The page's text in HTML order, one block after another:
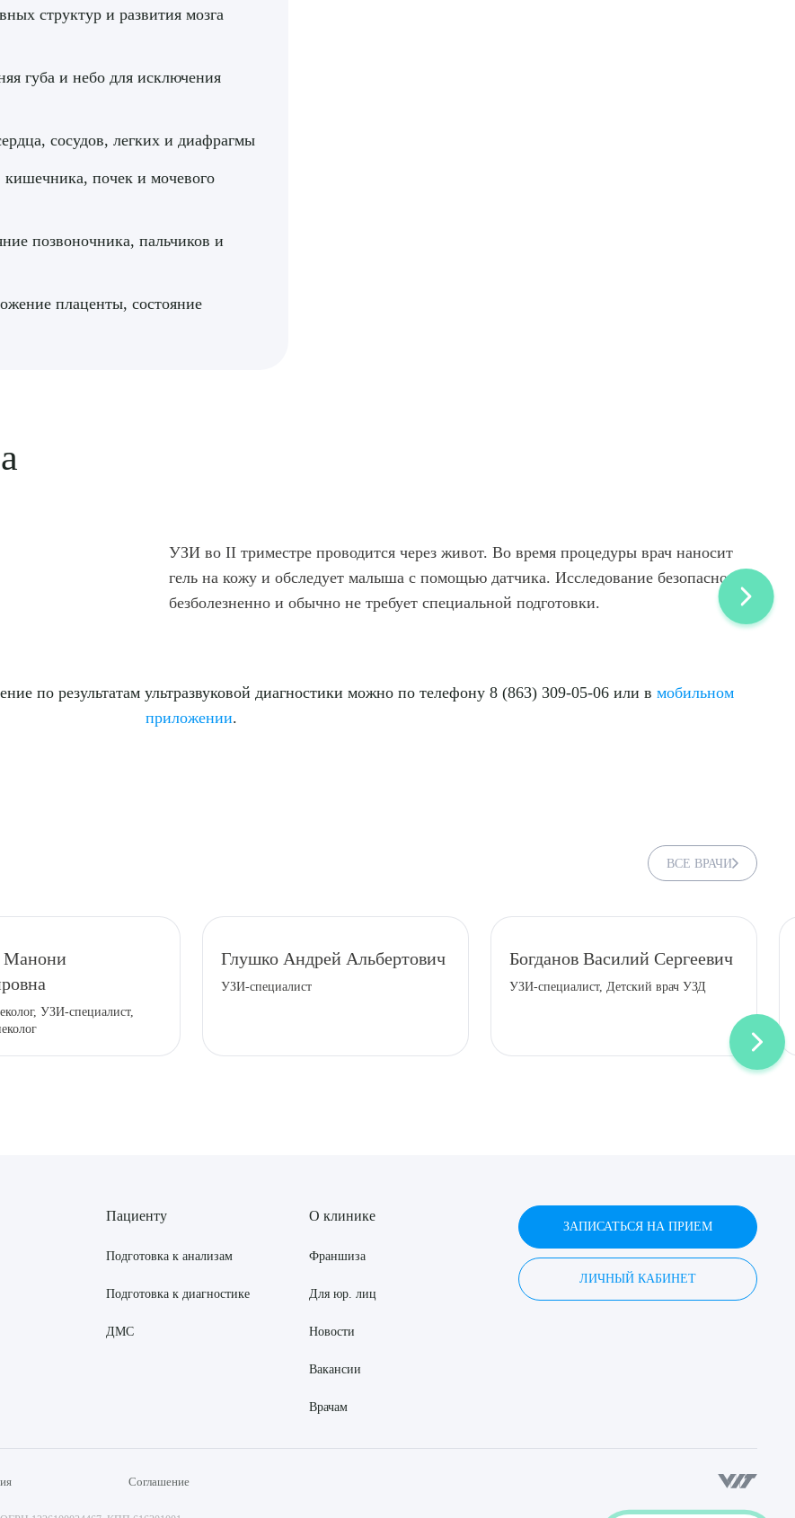
структур и развития мозга
губа и небо для исключения
сосудов, легких и диафрагмы
кишечника, почек и мочевого
позвоночника, пальчиков и
плаценты, состояние
УЗИ во II триместре проводится через живот. Во время процедуры врач наносит
гель на кожу и обследует малыша с помощью датчика. Исследование безопасно,
безболезненно и обычно не требует специальной подготовки.
по результатам ультразвуковой диагностики можно по телефону 8 (863) 309-05-06 или в мобильном
приложении.
ВСЕ ВРАЧИ
Манони
УЗИ-специалист,
Глушко Андрей Альбертович
УЗИ-специалист
Богданов Василий Сергеевич
УЗИ-специалист, Детский врач УЗД
Пациенту
Подготовка к анализам
Подготовка к диагностике
ДМС
О клинике
Франшиза
Для юр. лиц
Новости
Вакансии
Врачам
ЗАПИСАТЬСЯ НА ПРИЕМ
ЛИЧНЫЙ КАБИНЕТ
Соглашение
сопутствующую услугу